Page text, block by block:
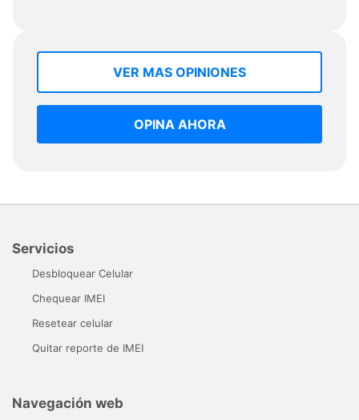
VER MAS OPINIONES
OPINA AHORA
Servicios
Desbloquear Celular
Chequear IMEI
Resetear celular
Quitar reporte de IMEI
Navegación web